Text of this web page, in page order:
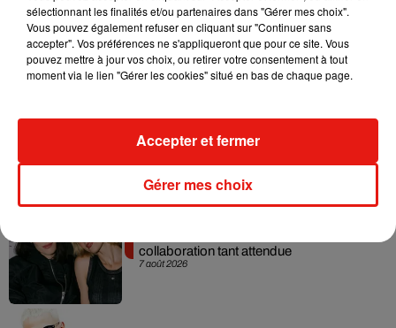
Musique
7 août 2026
RÜFÜS DU SOL annonce un nouvel
album après sa tournée mondiale
7 août 2026
collaboration tant attendue
sélectionnant les finalités et/ou partenaires dans "Gérer mes choix".
Vous pouvez également refuser en cliquant sur "Continuer sans
accepter". Vos préférences ne s'appliqueront que pour ce site. Vous
pouvez mettre à jour vos choix, ou retirer votre consentement à tout
moment via le lien "Gérer les cookies" situé en bas de chaque page.
Gérer mes choix
Accepter et fermer